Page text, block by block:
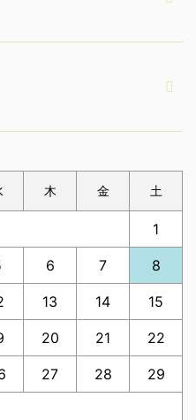
木 金 土
1
6 7 8
13 14 15
20 21 22
27 28 29